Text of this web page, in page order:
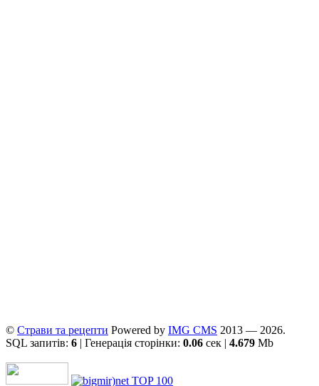
© Страви та рецепти Powered by ІMG CMS 2013 — 2026.
SQL запитів: 6 | Генерація сторінки: 0.06 сек | 4.679 Mb